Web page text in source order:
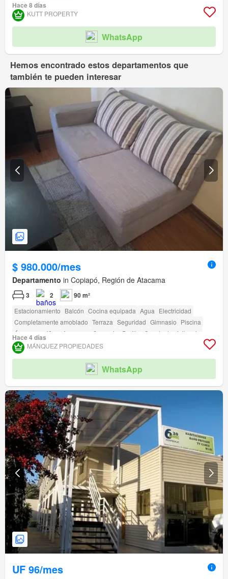
Hace 8 días
KUTT PROPERTY
WhatsApp
Hemos encontrado estos departamentos que
también te pueden interesar
$ 980.000/mes
Departamento in Copiapó, Región de Atacama
3 2 90 m²
Estacionamiento Balcón Cocina equipada Agua Electricidad
Completamente amoblado Terraza Seguridad Gimnasio Piscina
Área para niños
Ascensor Conserje Parilla
Caseta de vigilancia
Acceso para personas con discapacidad
Hace 4 días
MÁNQUEZ PROPIEDADES
WhatsApp
UF 96/mes